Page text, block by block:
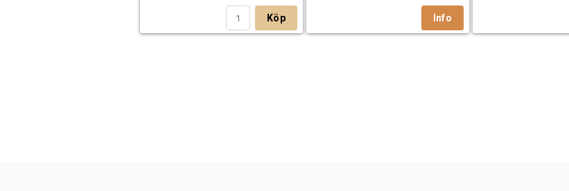
Köp